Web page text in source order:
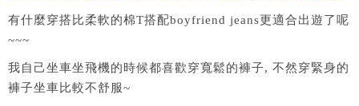
有什麼穿搭比柔軟的棉T搭配boyfriend jeans更適合出遊了呢
~~~
我自己坐車坐飛機的時候都喜歡穿寬鬆的褲子, 不然穿緊身的
褲子坐車比較不舒服~